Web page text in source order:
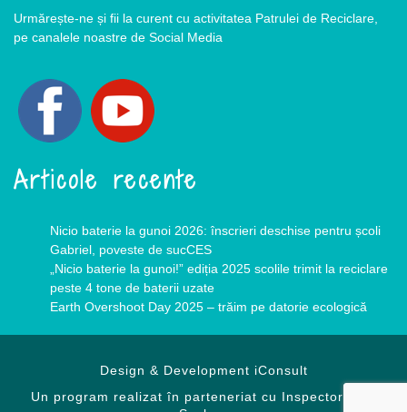
Urmărește-ne și fii la curent cu activitatea Patrulei de Reciclare,
pe canalele noastre de Social Media
Articole recente
Nicio baterie la gunoi 2026: înscrieri deschise pentru școli
Gabriel, poveste de sucCES
„Nicio baterie la gunoi!” ediția 2025 scolile trimit la reciclare
peste 4 tone de baterii uzate
Earth Overshoot Day 2025 – trăim pe datorie ecologică
Design & Development iConsult
Un program realizat în parteneriat cu Inspectoratele